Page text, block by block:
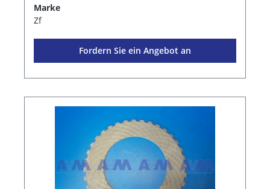
Marke
Zf
Fordern Sie ein Angebot an